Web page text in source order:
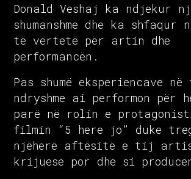
Donald Veshaj ka ndjekur
shumanshme dhe ka shfaqur
të vërtetë për artin dhe
performancën.
Pas shumë eksperiencave
ndryshme ai performon për
parë në rolin e
filmin “5 here jo” duke
njëherë aftësitë e tij
krijuese por dhe si